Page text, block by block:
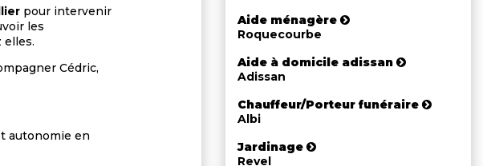
pour intervenir
les
elles.
Cédric,
autonomie en
Aide ménagère
Roquecourbe
Aide à domicile adissan
Adissan
Chauffeur/Porteur funéraire
Albi
Jardinage
Revel